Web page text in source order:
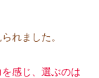
れました。
感じ、選ぶのは